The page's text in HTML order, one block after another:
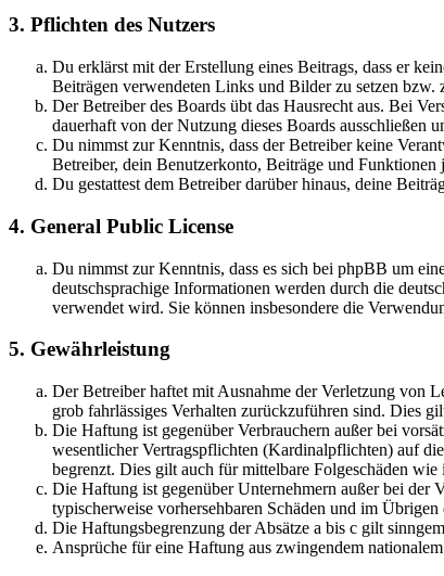
3. Pflichten des Nutzers
Du erklärst mit der Erstellung eines Beitrags, dass er
Beiträgen verwendeten Links und Bilder zu setzen bzw.
Der Betreiber des Boards übt das Hausrecht aus. Bei
dauerhaft von der Nutzung dieses Boards ausschließen
Du nimmst zur Kenntnis, dass der Betreiber keine
Betreiber, dein Benutzerkonto, Beiträge und Funktionen
Du gestattest dem Betreiber darüber hinaus, deine
4. General Public License
Du nimmst zur Kenntnis, dass es sich bei phpBB um
deutschsprachige Informationen werden durch die
verwendet wird. Sie können insbesondere die
5. Gewährleistung
Der Betreiber haftet mit Ausnahme der Verletzung von
grob fahrlässiges Verhalten zurückzuführen sind. Dies
Die Haftung ist gegenüber Verbrauchern außer bei
wesentlicher Vertragspflichten (Kardinalpflichten) auf
begrenzt. Dies gilt auch für mittelbare Folgeschäden wie
Die Haftung ist gegenüber Unternehmern außer bei der
typischerweise vorhersehbaren Schäden und im
Die Haftungsbegrenzung der Absätze a bis c gilt
Ansprüche für eine Haftung aus zwingendem